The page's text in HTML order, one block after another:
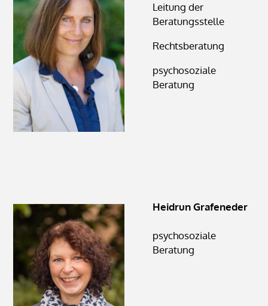
Leitung der
Beratungsstelle
Rechtsberatung
psychosoziale
Beratung
Heidrun Grafeneder
psychosoziale
Beratung